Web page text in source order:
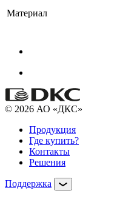
Материал
© 2026 АО «ДКС»
Продукция
Где купить?
Контакты
Решения
Поддержка